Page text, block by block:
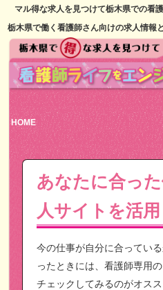
マル得な求人を見つけて栃木県での看
栃木県で働く看護師さん向けの求人情報
HOME
あなたに合っ
人サイトを活用
今の仕事が自分に合ってい
ったときには、看護師専用の
チェックしてみるのがオスス